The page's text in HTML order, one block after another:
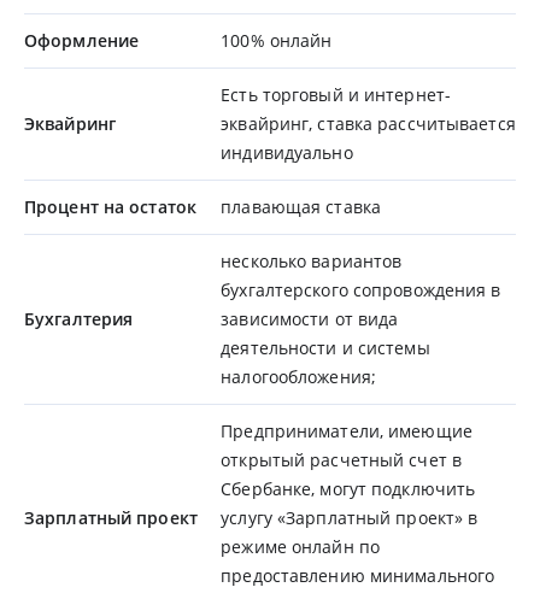
Оформление 100% онлайн
Эквайринг
Есть торговый и интернет-
эквайринг, ставка рассчитывается
индивидуально
Процент на остаток плавающая ставка
Бухгалтерия
несколько вариантов
бухгалтерского сопровождения в
зависимости от вида
деятельности и системы
налогообложения;
Зарплатный проект
Предприниматели, имеющие
открытый расчетный счет в
Сбербанке, могут подключить
услугу «Зарплатный проект» в
режиме онлайн по
предоставлению минимального